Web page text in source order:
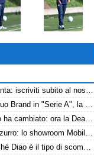
Non perderti nulla sull'Atalanta: iscriviti subito al nostro canale WhatsApp!
SUMMER SALE - Porta il tuo Brand in "Serie A", la tua azienda e professione titolare nel cuore dell'Atalanta
De Ketelaere, il Mondiale lo ha cambiato: ora la Dea riparte da lui
Arredare con il cuore nerazzurro: lo showroom Mobilmondo a Osio Sotto. Quando essere di fede atalantina conviene
La tela con lo strappo: perché Diao è il tipo di scommessa che Giuntoli ama